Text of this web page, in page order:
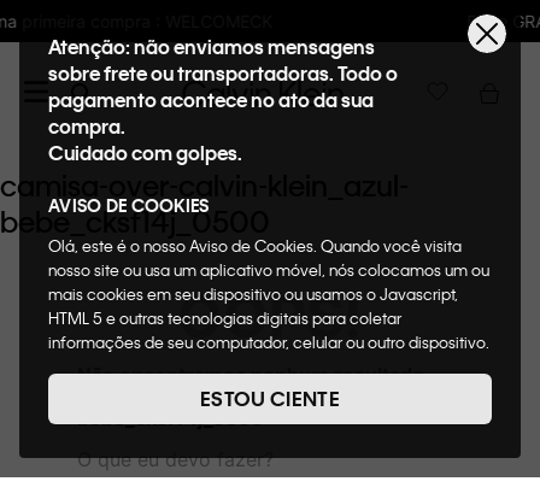
Frete GRÁTIS nas compras acima
Atenção: não enviamos mensagens
sobre frete ou transportadoras. Todo o
pagamento acontece no ato da sua
compra.
Cuidado com golpes.
AVISO DE COOKIES
Olá, este é o nosso Aviso de Cookies. Quando você visita
nosso site ou usa um aplicativo móvel, nós colocamos um ou
mais cookies em seu dispositivo ou usamos o Javascript,
HTML 5 e outras tecnologias digitais para coletar
informações de seu computador, celular ou outro dispositivo.
de cookies, informaremos quais cookies usaremos e quais
suas funções. A forma como processamos os dados
nosso Aviso de Privacidade. Quando você visita nosso site,
ESTOU CIENTE
camisa-over-calvin-klein_azul-
bebe_cksf14j_0500
OOPS!
Não encontramos nenhum resultado
camisa-over-calvin-klein_azul-
bebe_cksf14j_0500"
O que eu devo fazer?